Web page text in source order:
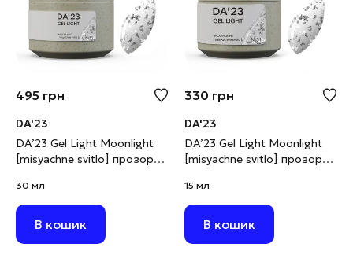
495 грн
DA'23
DA’23 Gel Light Moonlight
[misyachne svitlo] прозорий
30 мл
В кошик
330 грн
DA'23
DA’23 Gel Light Moonlight
[misyachne svitlo] прозорий
15 мл
В кошик